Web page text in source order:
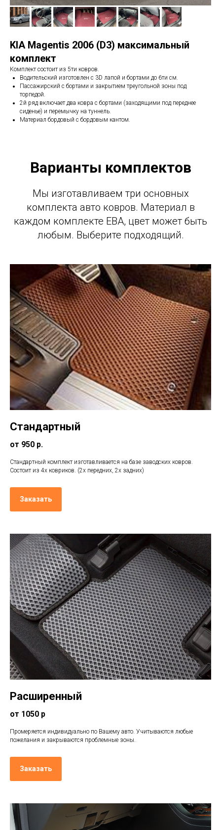
KIA Magentis 2006 (D3) максимальный
комплект
Комплект состоит из 5ти ковров.
Водительский изготовлен с 3D лапой и бортами до 6ти см.
Пассажирский с бортами и закрытием треугольной зоны под
торпедой.
2й ряд включает два ковра с бортами (заходящими под переднее
сиденье) и перемычку на туннель.
Материал бордовый с бордовым кантом.
Варианты комплектов
Мы изготавливаем три основных
комплекта авто ковров. Материал в
каждом комплекте ЕВА, цвет может быть
любым. Выберите подходящий.
Стандартный
от 950 р.
Стандартный комплект изготавливается на базе заводских ковров.
Состоит из 4х ковриков. (2х передних, 2х задних)
Заказать
Расширенный
от 1050 р
Промеряется индивидуально по Вашему авто. Учитываются любые
пожелания и закрываются проблемные зоны.
Заказать